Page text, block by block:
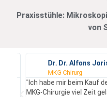
Praxisstühle:
von
Dr. Dr. Alfons
MKG Chirurg
"Ich habe mir beim Kauf
MKG-Chirurgie viel Zeit